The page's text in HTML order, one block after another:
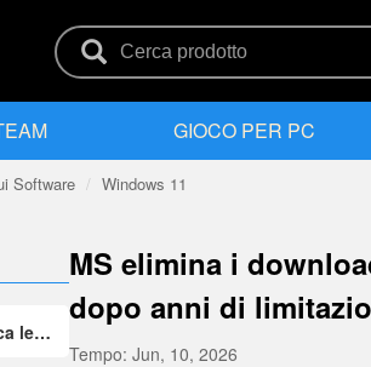
GIOCO PER PC
Software Windows 11
Il MS Store Ora Scarica le App Molto Più Velocemente Dopo l'Aggiornamento di Giugno 2026
MS elimina i
dopo anni di
Tempo: Jun, 10, 2026